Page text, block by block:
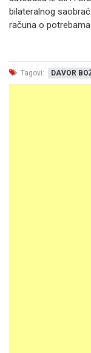
bilateralnog
računa o
Tagovi: DAVOR